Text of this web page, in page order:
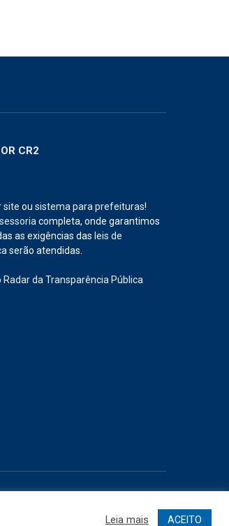
CR2
site ou sistema para prefeituras!
completa, onde garantimos
as exigências das leis de
serão atendidas.
Radar da Transparência Pública
Leia mais ACEITO